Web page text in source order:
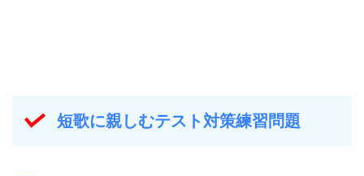
短歌に親しむテスト対策練習問題